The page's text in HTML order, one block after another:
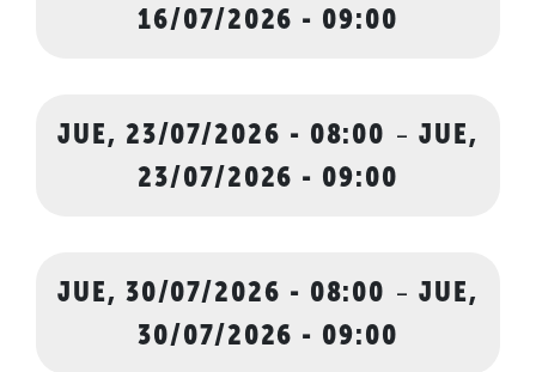
16/07/2026 - 09:00
JUE, 23/07/2026 - 08:00 -JUE,
23/07/2026 - 09:00
JUE, 30/07/2026 - 08:00 -JUE,
30/07/2026 - 09:00